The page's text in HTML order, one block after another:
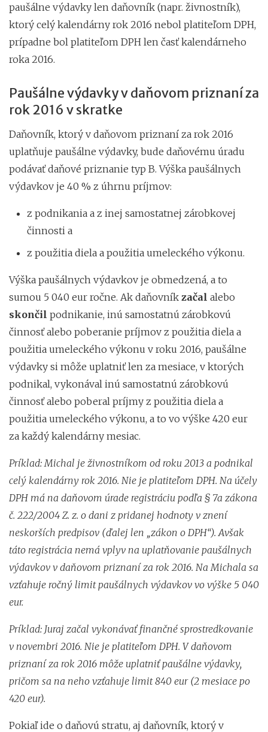
paušálne výdavky len daňovník (napr. živnostník),
ktorý celý kalendárny rok 2016 nebol platiteľom DPH,
prípadne bol platiteľom DPH len časť kalendárneho
roka 2016.
Paušálne výdavky v daňovom priznaní za
rok 2016 v skratke
Daňovník, ktorý v daňovom priznaní za rok 2016
uplatňuje paušálne výdavky, bude daňovému úradu
podávať daňové priznanie typ B. Výška paušálnych
výdavkov je 40 % z úhrnu príjmov:
z podnikania a z inej samostatnej zárobkovej
činnosti a
z použitia diela a použitia umeleckého výkonu.
Výška paušálnych výdavkov je obmedzená, a to
sumou 5 040 eur ročne. Ak daňovník začal alebo
skončil podnikanie, inú samostatnú zárobkovú
činnosť alebo poberanie príjmov z použitia diela a
použitia umeleckého výkonu v roku 2016, paušálne
výdavky si môže uplatniť len za mesiace, v ktorých
podnikal, vykonával inú samostatnú zárobkovú
činnosť alebo poberal príjmy z použitia diela a
použitia umeleckého výkonu, a to vo výške 420 eur
za každý kalendárny mesiac.
Príklad: Michal je živnostníkom od roku 2013 a podnikal
celý kalendárny rok 2016. Nie je platiteľom DPH. Na účely
DPH má na daňovom úrade registráciu podľa § 7a zákona
č. 222/2004 Z. z. o dani z pridanej hodnoty v znení
neskorších predpisov (ďalej len „zákon o DPH“). Avšak
táto registrácia nemá vplyv na uplatňovanie paušálnych
výdavkov v daňovom priznaní za rok 2016. Na Michala sa
vzťahuje ročný limit paušálnych výdavkov vo výške 5 040
eur.
Príklad: Juraj začal vykonávať finančné sprostredkovanie
v novembri 2016. Nie je platiteľom DPH. V daňovom
priznaní za rok 2016 môže uplatniť paušálne výdavky,
pričom sa na neho vzťahuje limit 840 eur (2 mesiace po
420 eur).
Pokiaľ ide o daňovú stratu, aj daňovník, ktorý v